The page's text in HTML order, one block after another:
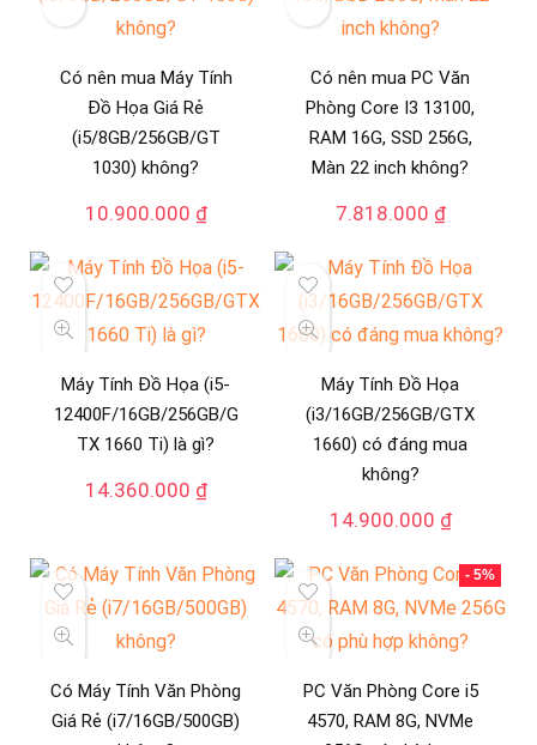
Có nên mua Máy Tính
Đồ Họa Giá Rẻ
(i5/8GB/256GB/GT
1030) không?
10.900.000 ₫
Có nên mua PC Văn
Phòng Core I3 13100,
RAM 16G, SSD 256G,
Màn 22 inch không?
7.818.000 ₫
Máy Tính Đồ Họa (i5-
12400F/16GB/256GB/G
TX 1660 Ti) là gì?
14.360.000 ₫
Máy Tính Đồ Họa
(i3/16GB/256GB/GTX
1660) có đáng mua
không?
14.900.000 ₫
Có Máy Tính Văn Phòng
Giá Rẻ (i7/16GB/500GB)
- 5%
PC Văn Phòng Core i5
4570, RAM 8G, NVMe